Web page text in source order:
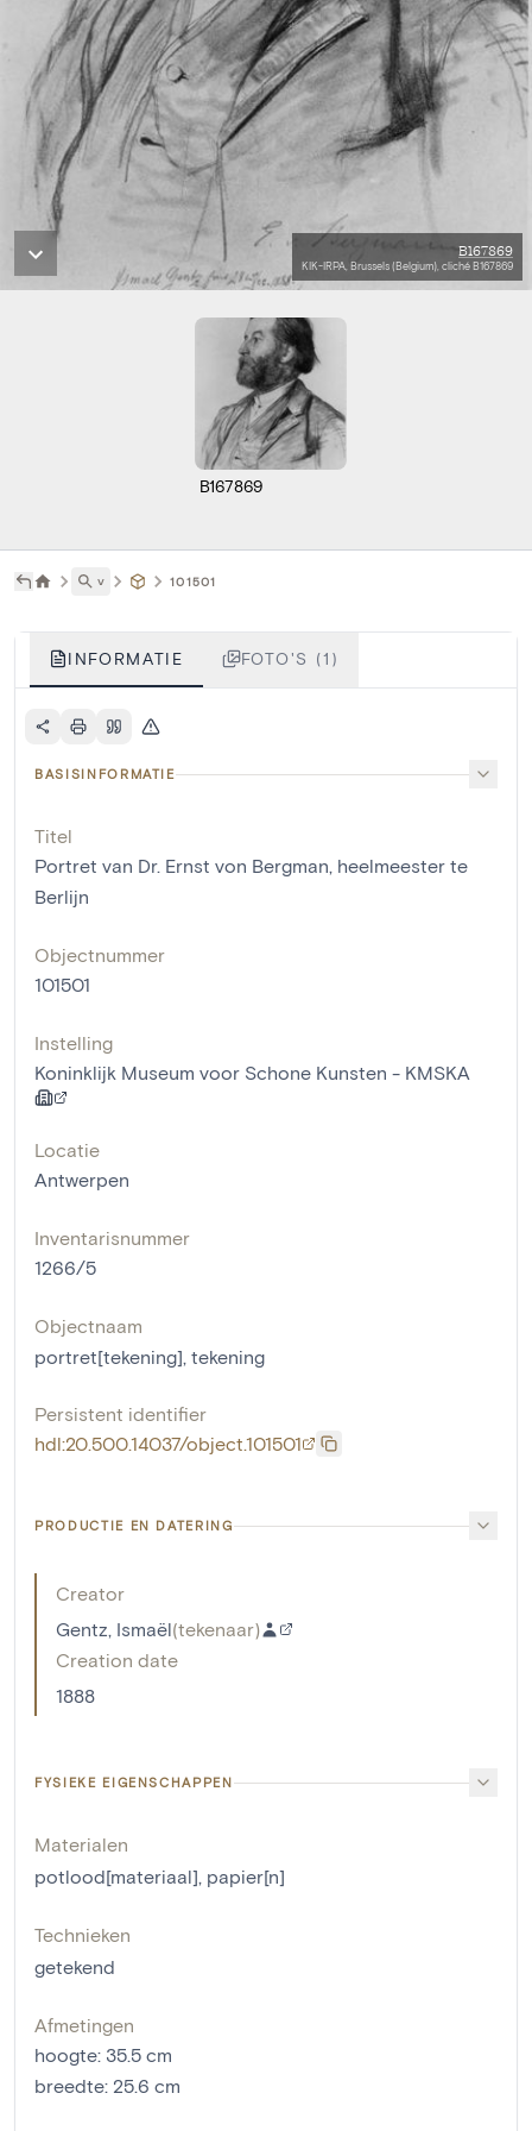
B167869
KIK-IRPA, Brussels (Belgium), cliché B167869
B167869
˅ 101501
INFORMATIE FOTO'S (1)
BASISINFORMATIE
Titel
Portret van Dr. Ernst von Bergman, heelmeester te
Berlijn
Objectnummer
101501
Instelling
Koninklijk Museum voor Schone Kunsten - KMSKA
Locatie
Antwerpen
Inventarisnummer
1266/5
Objectnaam
portret[tekening], tekening
Persistent identifier
hdl:20.500.14037/object.101501
PRODUCTIE EN DATERING
Creator
Gentz, Ismaël(tekenaar)
Creation date
1888
FYSIEKE EIGENSCHAPPEN
Materialen
potlood[materiaal], papier[n]
Technieken
getekend
Afmetingen
hoogte: 35.5 cm
breedte: 25.6 cm